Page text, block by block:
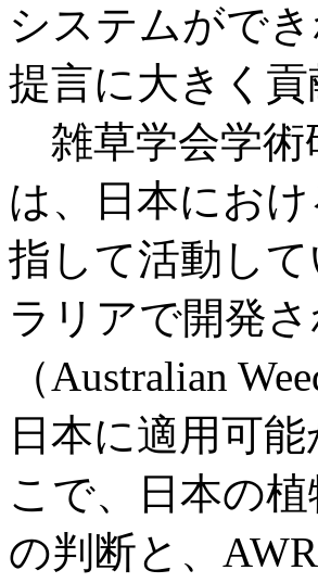
システムがで
提言に大きく
雑草学会学術
は、日本にお
指して活動し
ラリアで開発
（Australian
日本に適用可
こで、日本の
の判断と、